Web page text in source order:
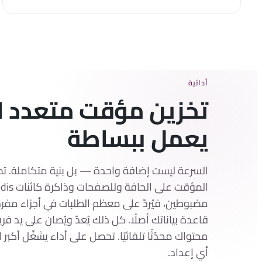
أدائية
تخزين مؤقت متعدد
يعمل ببساطة
السرعة ليست إضافة واحدة — بل بنية متكاملة.
مضبوطين، فيُردّ على معظم الطلبات في أجزاء
قاعدة بياناتك أصلًا. كل ذلك يُعدّ ويُصان على يد
محتواك محدّثًا تلقائيًا. تحصل على أداء يشغّل
أي إعداد.